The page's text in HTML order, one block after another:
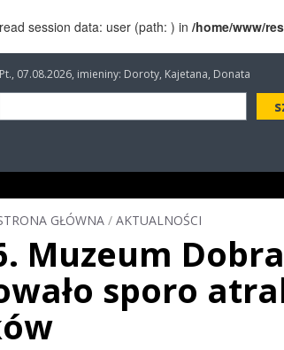
session data: user (path: ) in /home/www/
Pt., 07.08.2026, imieniny: Doroty, Kajetana, Donata
IMPREZY
GŁÓWNA / AKTUALNOŚCI
Muzeum
sporo